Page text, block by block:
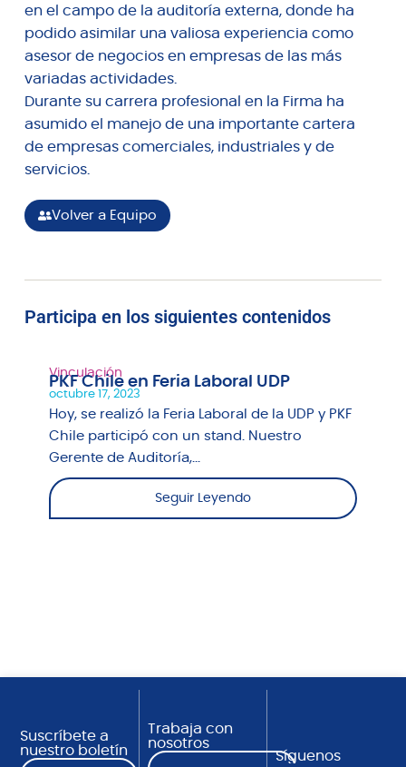
en el campo de la auditoría externa, donde ha
podido asimilar una valiosa experiencia como
asesor de negocios en empresas de las más
variadas actividades.
Durante su carrera profesional en la Firma ha
asumido el manejo de una importante cartera
de empresas comerciales, industriales y de
servicios.
Volver a Equipo
Participa en los siguientes contenidos
Vinculación
PKF Chile en Feria Laboral UDP
octubre 17, 2023
Hoy, se realizó la Feria Laboral de la UDP y PKF
Chile participó con un stand. Nuestro
Gerente de Auditoría,...
Seguir Leyendo
Suscríbete a
nuestro boletín
Trabaja con
nosotros
Síguenos